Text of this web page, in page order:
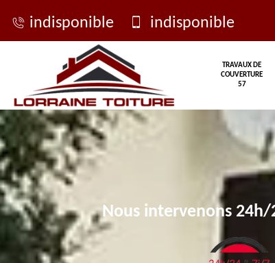
indisponible indisponible
TRAVAUX DE
COUVERTURE
57
Nous intervenons